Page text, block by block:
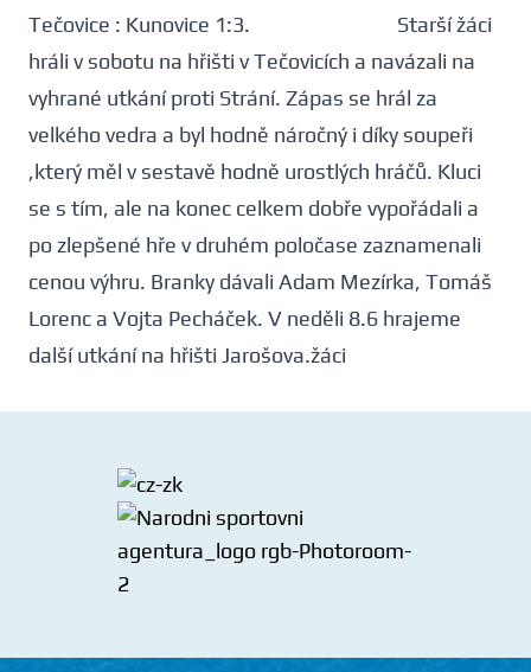
Tečovice : Kunovice 1:3. Starší žáci
hráli v sobotu na hřišti v Tečovicích a navázali na
vyhrané utkání proti Strání. Zápas se hrál za
velkého vedra a byl hodně náročný i díky soupeři
,který měl v sestavě hodně urostlých hráčů. Kluci
se s tím, ale na konec celkem dobře vypořádali a
po zlepšené hře v druhém poločase zaznamenali
cenou výhru. Branky dávali Adam Mezírka, Tomáš
Lorenc a Vojta Pecháček. V neděli 8.6 hrajeme
další utkání na hřišti Jarošova.žáci